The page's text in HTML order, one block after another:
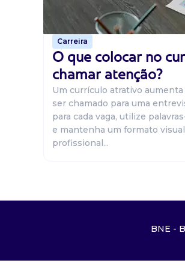
Carreira
O que colocar no
chamar atenção?
Um currículo atrativo
ser chamado para uma
para cada vaga, utilize
e mantenha um formato
profissional...
BNE -